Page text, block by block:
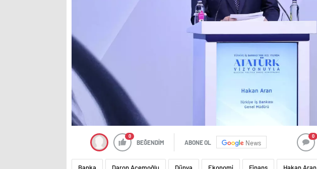
0
BEĞENDİM ABONE OL News
0
Banka Daron Acemoğlu Dünya Ekonomi Finans Hakan Aran